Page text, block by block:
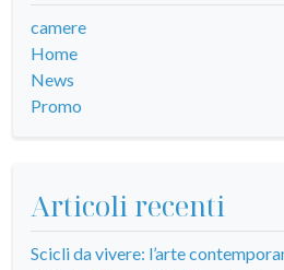
camere
Home
News
Promo
Articoli recenti
Scicli da vivere: l’arte